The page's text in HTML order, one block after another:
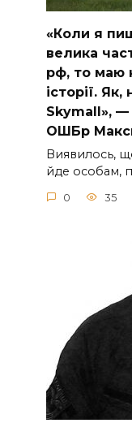
«Коли я
велика
рф, то маю
історії.
Skymall», —
ОШБр
Виявилось,
йде особам,
0 35